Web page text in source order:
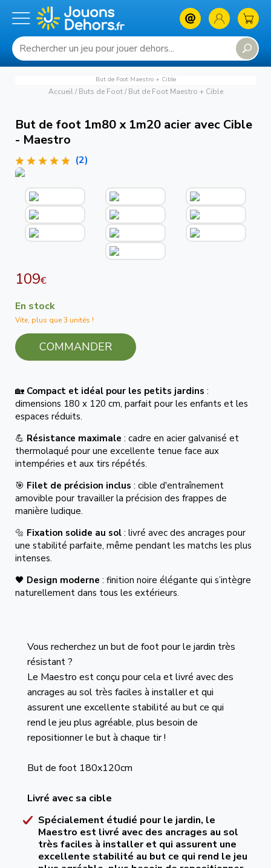
But de Foot Maestro + Cible
Accueil/ Buts de Foot/ But de Foot Maestro + Cible
Vous recherchez un but de foot pour le jardin très
résistant ?
Le Maestro est conçu pour cela et livré avec des
ancrages au sol très faciles à installer et qui
assurent une excellente stabilité au but ce qui
rend le jeu plus agréable, plus besoin de
repositionner le but à chaque tir !
But de foot 180x120cm
Livré avec sa cible
Spécialement étudié pour le jardin, le
Maestro est livré avec des ancrages au sol
très faciles à installer et qui assurent une
excellente stabilité au but ce qui rend le jeu
But de foot 1m80 x 1m20 acier avec Cible
- Maestro
(2)
109€
En stock
Vite, plus que 3 unités !
COMMANDER
🏡 Compact et idéal pour les petits jardins :
dimensions 180 x 120 cm, parfait pour les enfants et les
espaces réduits.
💪 Résistance maximale : cadre en acier galvanisé et
thermolaqué pour une excellente tenue face aux
intempéries et aux tirs répétés.
🎯 Filet de précision inclus : cible d'entraînement
amovible pour travailler la précision des frappes de
manière ludique.
🔩 Fixation solide au sol : livré avec des ancrages pour
une stabilité parfaite, même pendant les matchs les plus
intenses.
🖤 Design moderne : finition noire élégante qui s’intègre
naturellement dans tous les extérieurs.